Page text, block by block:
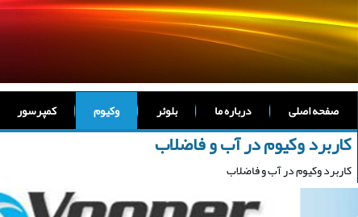
صفحه اصلی درباره ما بلوئر وکیوم کمپرسور
کاربرد وکیوم در آب و فاضلاب
کاربرد وکیوم در آب و فاضلاب